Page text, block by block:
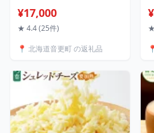
ト 三方六 とかち大納言 月
ふわり きなごろも あんバ
い 食べ比べ セット 詰め合
分け ギフト 北海道 音更町
送料無料 【A08】
¥17,000
★ 4.4 (25件)
📍 北海道音更町 の返礼品